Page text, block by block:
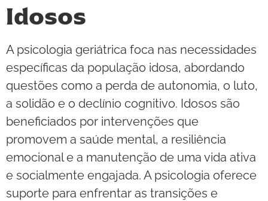
Idosos
A psicologia geriátrica foca nas necessidades
específicas da população idosa, abordando
questões como a perda de autonomia, o luto,
a solidão e o declínio cognitivo. Idosos são
beneficiados por intervenções que
promovem a saúde mental, a resiliência
emocional e a manutenção de uma vida ativa
e socialmente engajada. A psicologia oferece
suporte para enfrentar as transições e